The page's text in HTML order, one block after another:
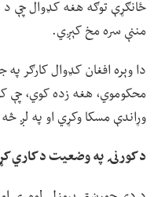
ځانګړې توګه هغه کډوال چې د
مننې سره مخ کېږي.
دا وېره افغان کډوال کارګر په
محکوموي، هغه زده کوي، چې
وړاندې مسکا وکړي او په لږ
د کورنۍ په وضعیت د کاري